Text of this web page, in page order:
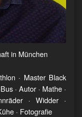
in München
· Master Black
· Autor · Mathe ·
· Widder ·
· Fotografie